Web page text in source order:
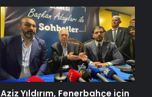
Aziz Yıldırım, Fenerbahçe için